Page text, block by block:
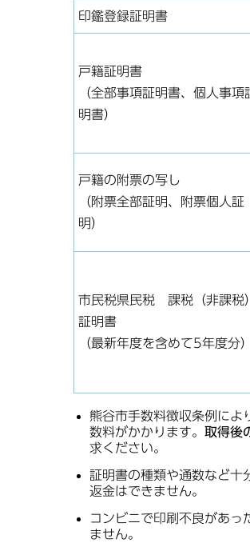
印鑑登録証明書
戸籍証明書
（全部事項証明書、個人事項
明書）
戸籍の附票の写し
（附票全部証明、附票個人証
明）
市民税県民税 課税（非課税）
証明書
（最新年度を含めて5年度分）
熊谷市手数料徴収条例によ
数料がかかります。 取得後
求ください。
証明書の種類や通数など十
返金はできません。
コンビニで印刷不良があっ
ません。